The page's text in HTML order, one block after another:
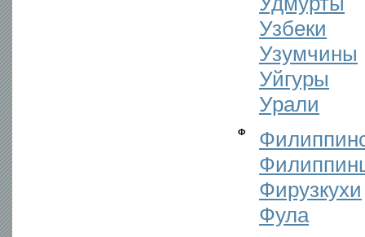
Узбеки
Узумчины
Уйгуры
Урали
Ф
Фирузкухи
Фула